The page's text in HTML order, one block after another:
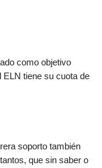
como objetivo
tiene su cuota de
soporto también
que sin saber o